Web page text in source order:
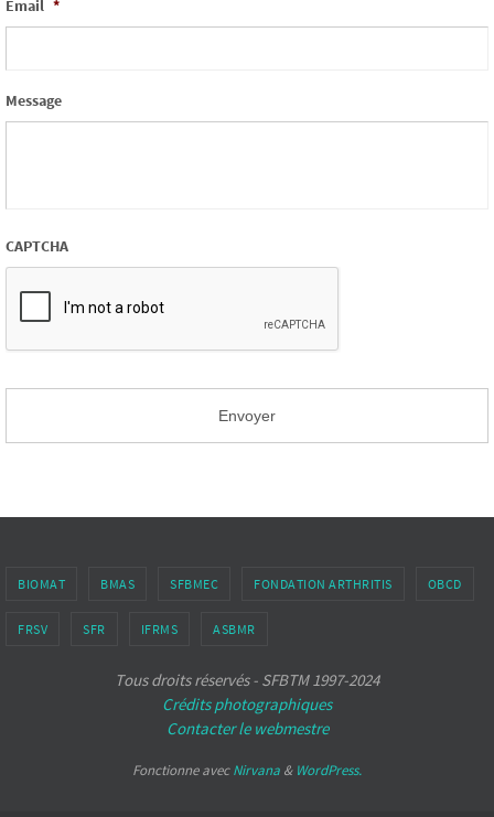
Email *
Message
CAPTCHA
BIOMAT BMAS SFBMEC FONDATION ARTHRITIS OBCD
FRSV SFR IFRMS ASBMR
Tous droits réservés - SFBTM 1997-2024
Crédits photographiques
Contacter le webmestre
Fonctionne avecNirvana & WordPress.